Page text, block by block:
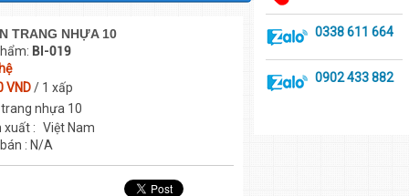
TRANG NHỰA 10
BI-019
VND/ 1 xấp
nhựa 10
xuất : Việt Nam
: N/A
0338 611 664
0902 433 882